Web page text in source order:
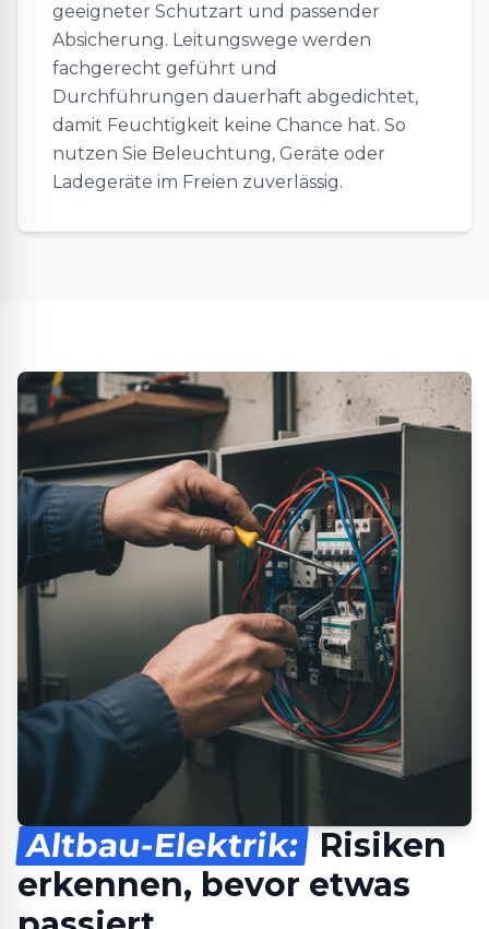
geeigneter Schutzart und passender
Absicherung. Leitungswege werden
fachgerecht geführt und
Durchführungen dauerhaft abgedichtet,
damit Feuchtigkeit keine Chance hat. So
nutzen Sie Beleuchtung, Geräte oder
Ladegeräte im Freien zuverlässig.
Altbau-Elektrik: Risiken
erkennen, bevor etwas